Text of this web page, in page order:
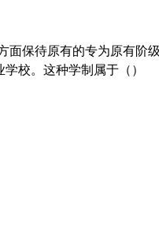
保待原有的专为原有阶
校。这种学制属于（）